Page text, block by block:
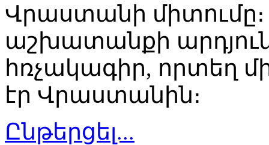
Վրաստանի
աշխատանքի
հռչակագիր, որտեղ
էր Վրաստանին։
Ընթերցել...